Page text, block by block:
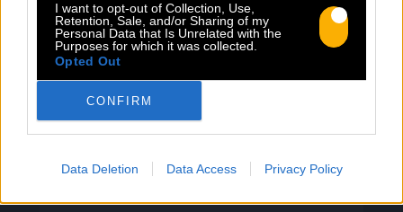
I want to opt-out of Collection, Use,
Retention, Sale, and/or Sharing of my
Personal Data that Is Unrelated with the
Purposes for which it was collected.
Opted Out
CONFIRM
Data Deletion Data Access Privacy Policy
par Rob Knudsen (Caba & JeanJass,
Georgio, Ascendant Vierge…), le clip met
en scène un cow-boy qui se prépare, on
ses bottes, scelle son cheval, ajuste
son chapeau. Les gestes sont précis,
routiniers, rassurants. Mais […]